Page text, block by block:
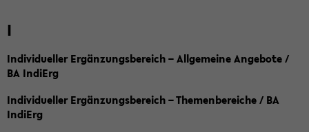
I
Individueller Ergänzungsbereich – Allgemeine Angebote /
BA IndiErg
Individueller Ergänzungsbereich – Themenbereiche / BA
IndiErg